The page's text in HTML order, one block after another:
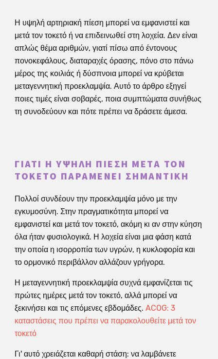
Η υψηλή αρτηριακή πίεση μπορεί να εμφανιστεί και
μετά τον τοκετό ή να επιδεινωθεί στη λοχεία. Δεν είναι
απλώς θέμα αριθμών, γιατί πίσω από έντονους
πονοκεφάλους, διαταραχές όρασης, πόνο στο πάνω
μέρος της κοιλιάς ή δύσπνοια μπορεί να κρύβεται
μεταγεννητική προεκλαμψία. Αυτό το άρθρο εξηγεί
ποιες τιμές είναι σοβαρές, ποια συμπτώματα συνήθως
τη συνοδεύουν και πότε πρέπει να δράσετε άμεσα.
ΓΙΑΤΊ Η ΥΨΗΛΉ ΠΊΕΣΗ ΜΕΤΆ ΤΟΝ
ΤΟΚΕΤΌ ΠΑΡΑΜΈΝΕΙ ΣΗΜΑΝΤΙΚΉ
Πολλοί συνδέουν την προεκλαμψία μόνο με την
εγκυμοσύνη. Στην πραγματικότητα μπορεί να
εμφανιστεί και μετά τον τοκετό, ακόμη κι αν στην κύηση
όλα ήταν φυσιολογικά. Η λοχεία είναι μια φάση κατά
την οποία η ισορροπία των υγρών, η κυκλοφορία και
το ορμονικό περιβάλλον αλλάζουν γρήγορα.
Η μεταγεννητική προεκλαμψία συχνά εμφανίζεται τις
πρώτες ημέρες μετά τον τοκετό, αλλά μπορεί να
ξεκινήσει και τις επόμενες εβδομάδες. ACOG: 3
καταστάσεις που πρέπει να παρακολουθείτε μετά τον
τοκετό
Γι' αυτό χρειάζεται καθαρή στάση: να λαμβάνετε